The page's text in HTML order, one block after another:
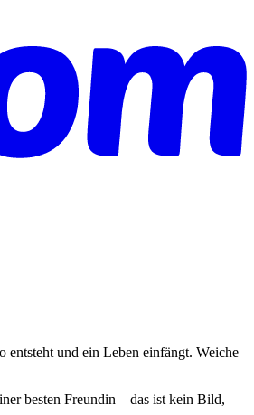
entsteht und ein Leben einfängt. Weiche
besten Freundin – das ist kein Bild,